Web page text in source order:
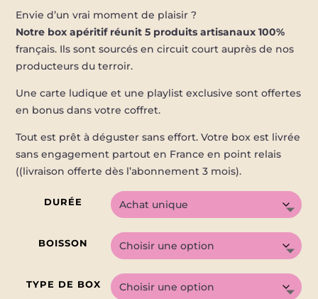
notations
client
Envie d’un vrai moment de plaisir ?
Notre box apéritif réunit 5 produits artisanaux 100%
français. Ils sont sourcés en circuit court auprès de nos
producteurs du terroir.
Une carte ludique et une playlist exclusive sont offertes
en bonus dans votre coffret.
Tout est prêt à déguster sans effort. Votre box est livrée
sans engagement partout en France en point relais
((livraison offerte dès l’abonnement 3 mois).
DURÉE
BOISSON
TYPE DE BOX